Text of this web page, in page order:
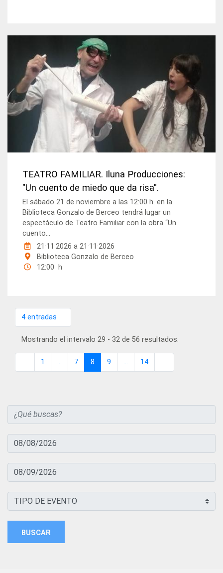
TEATRO FAMILIAR. Iluna Producciones:
"Un cuento de miedo que da risa".
El sábado 21 de noviembre a las 12:00 h. en la
Biblioteca Gonzalo de Berceo tendrá lugar un
espectáculo de Teatro Familiar con la obra “Un
cuento...
21·11·2026a21·11·2026
Biblioteca Gonzalo de Berceo
12:00 h
4 entradasPor página
Mostrando el intervalo 29 - 32 de 56 resultados.
Página
1 ...Páginas intermedias
Página
7 Página
8 Página
9 ...Páginas intermedias
Página
14
BUSCAR